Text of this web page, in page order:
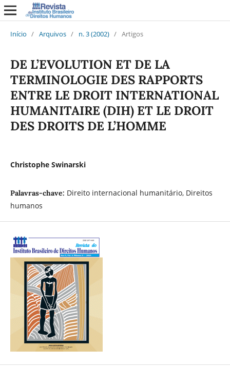
Início / Arquivos / n. 3 (2002) / Artigos
DE L’EVOLUTION ET DE LA
TERMINOLOGIE DES RAPPORTS
ENTRE LE DROIT INTERNATIONAL
HUMANITAIRE (DIH) ET LE DROIT
DES DROITS DE L’HOMME
Christophe Swinarski
Palavras-chave: Direito internacional humanitário, Direitos
humanos